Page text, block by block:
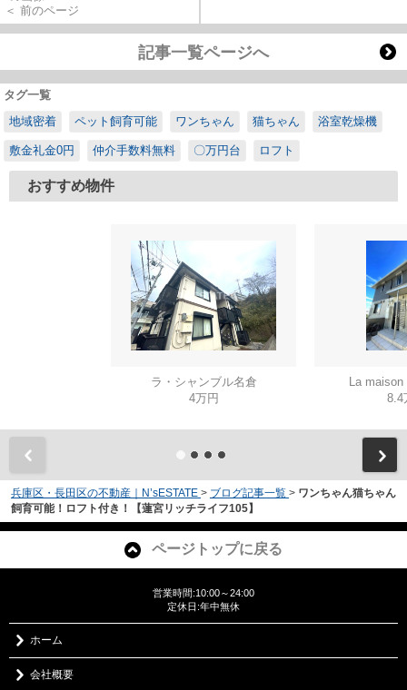
＜ 前のページ
記事一覧ページへ
タグ一覧
地域密着
ペット飼育可能 ワンちゃん 猫ちゃん 浴室乾燥機
敷金礼金0円 仲介手数料無料 〇万円台 ロフト
おすすめ物件
ラ・シャンブル名倉
4万円
La maison
8.4
兵庫区・長田区の不動産｜N’sESTATE > ブログ記事一覧 > ワンちゃん猫ちゃん
飼育可能！ロフト付き！【蓮宮リッチライフ105】
ページトップに戻る
営業時間:10:00～24:00
定休日:年中無休
ホーム
会社概要